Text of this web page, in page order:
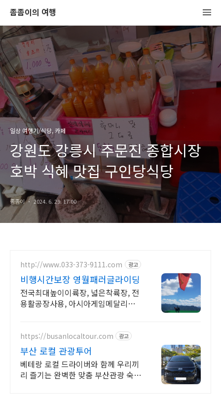
좀좀이의 여행
일상 여행기/식당, 카페
강원도 강릉시 주문진 종합시장
호박 식혜 맛집 구인당식당
좀좀이 2024. 6. 29. 17:00
http://www.033-373-9111.com 광고
비행시간보장 영월패러글라이딩
전국최대높이이륙장, 넓은착륙장, 전
용활공장사용, 아시아게임메달리스
https://busanlocaltour.com 광고
부산 로컬 관광투어
베테랑 로컬 드라이버와 함께 우리끼
리 즐기는 완벽한 맞춤 부산관광 숙소